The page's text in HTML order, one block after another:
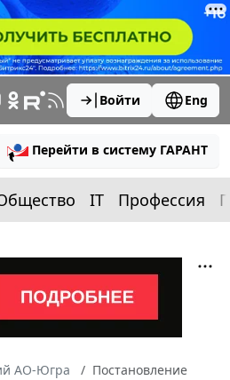
Войти Eng
Перейти в систему ГАРАНТ
IT Профессия
АО-Югра
Постановление